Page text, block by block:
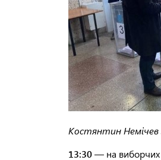
Костянтин
13:30— на виборчих